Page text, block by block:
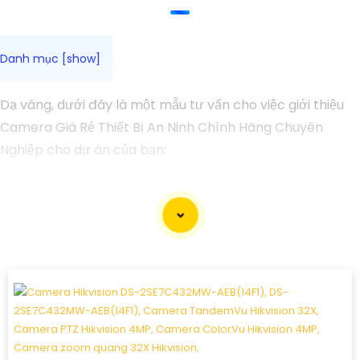
Dạ vâng, dưới đây là một mẫu tư vấn cho việc giới thiệu
Camera Giá Rẻ Thiết Bị An Ninh Chính Hãng Chuyên
Nghiệp cho dự án của bạn:
Camera Giá Rẻ Thiết Bị An Ninh Chính Hãng Chuyên
phẩm Camera Giá Rẻ Thiết Bị An Ninh Chính Hãng
Chuyên Nghiệp, đáp ứng nhu cầu an ninh và giám sát cho
dự án của quý khách một cách hiệu quả, tin cậy và tiết
kiệm.